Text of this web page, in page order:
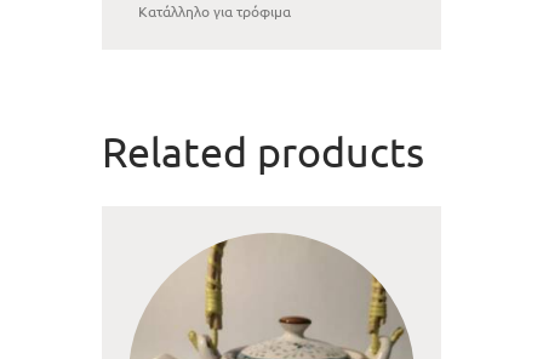
Κατάλληλο για τρόφιμα
Related products